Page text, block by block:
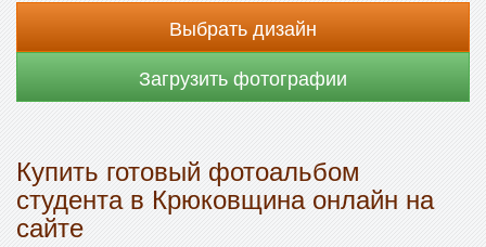
Выбрать дизайн
Загрузить фотографии
Купить готовый фотоальбом
студента в Крюковщина онлайн на
сайте